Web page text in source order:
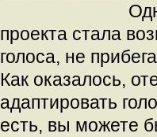
проекта стала
голоса, не
Как оказалось,
адаптировать
есть, вы можете